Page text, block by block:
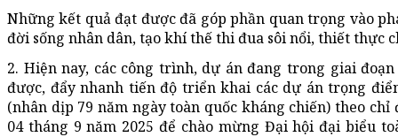
Những kết quả đạt được đã góp phần quan trọng vào
đời sống nhân dân, tạo khí thế thi đua sôi nổi, thiết thực
2. Hiện nay, các công trình, dự án đang trong giai
được, đẩy nhanh tiến độ triển khai các dự án trọng
(nhân dịp 79 năm ngày toàn quốc kháng chiến) theo
04 tháng 9 năm 2025 để chào mừng Đại hội đại biểu